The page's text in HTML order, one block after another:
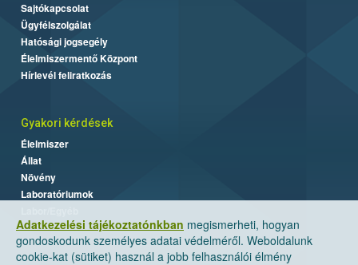
Adatkezelési tájékoztatónkban megismerheti, hogyan
gondoskodunk személyes adatai védelméről. Weboldalunk
cookie-kat (sütiket) használ a jobb felhasználói élmény
Sajtókapcsolat
Ügyfélszolgálat
Hatósági jogsegély
Élelmiszermentő Központ
Hírlevél feliratkozás
Gyakori kérdések
Élelmiszer
Állat
Növény
Laboratóriumok